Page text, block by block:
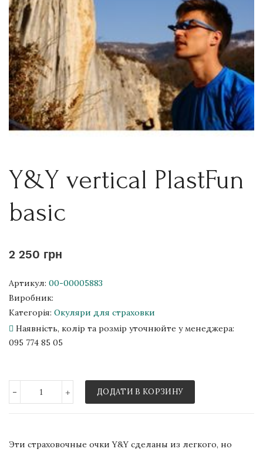
Y&Y vertical PlastFun
basic
2 250 грн
Артикул: 00-00005883
Виробник:
Категорія: Окуляри для страховки
Наявність, колір та розмір уточнюйте у менеджера:
095 774 85 05
- + ДОДАТИ В КОРЗИНУ
Эти страховочные очки Y&Y сделаны из легкого, но